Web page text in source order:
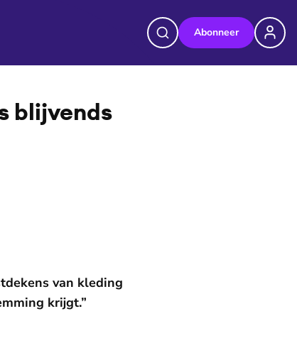
Abonneer
©Ruben Timman
blijvends
van kleding
krijgt.”